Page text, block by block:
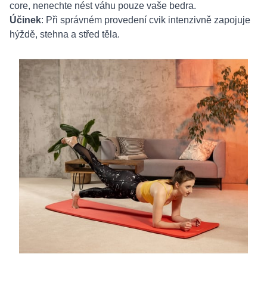
core, nenechte nést váhu pouze vaše bedra.
Účinek: Při správném provedení cvik intenzivně zapojuje
hýždě, stehna a střed těla.